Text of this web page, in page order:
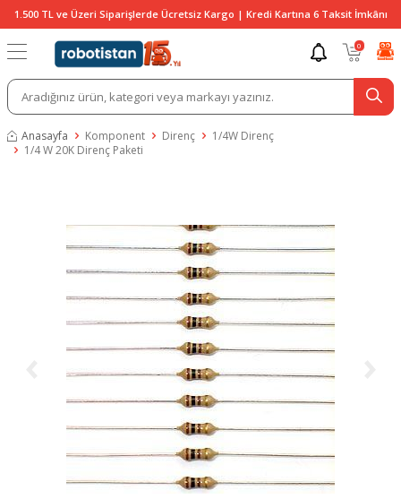
1.500 TL ve Üzeri Siparişlerde Ücretsiz Kargo | Kredi Kartına 6 Taksit İmkânı
0
Anasayfa Komponent Direnç
1/4W Direnç
1/4 W 20K Direnç Paketi